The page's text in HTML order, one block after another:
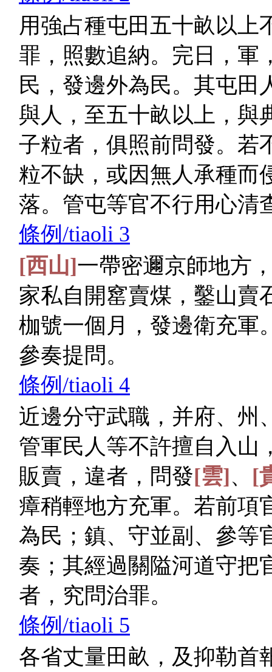
用強占種屯田五十畝以上
罪，照數追納。完日，軍
民，發邊外為民。其屯田
與人，至五十畝以上，與
子粒者，俱照前問發。若
粒不缺，或因無人承種而
落。管屯等官不行用心清
條例/tiaoli 3
[西山]一帶密邇京師地方
家私自開窰賣煤，鑿山賣
枷號一個月，發邊衛充軍
參奏提問。
條例/tiaoli 4
近邊分守武職，并府、州
管軍民人等不許擅自入山
販賣，違者，問發[雲]、 [
瘴稍輕地方充軍。若前項
為民；鎮、守並副、參等
奏；其經過關隘河道守把
者，究問治罪。
條例/tiaoli 5
各省丈量田畝，及抑勒首